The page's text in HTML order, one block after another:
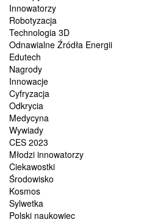
Innowatorzy
Robotyzacja
Technologia 3D
Odnawialne Źródła Energii
Edutech
Nagrody
Innowacje
Cyfryzacja
Odkrycia
Medycyna
Wywiady
CES 2023
Młodzi innowatorzy
Ciekawostki
Środowisko
Kosmos
Sylwetka
Polski naukowiec